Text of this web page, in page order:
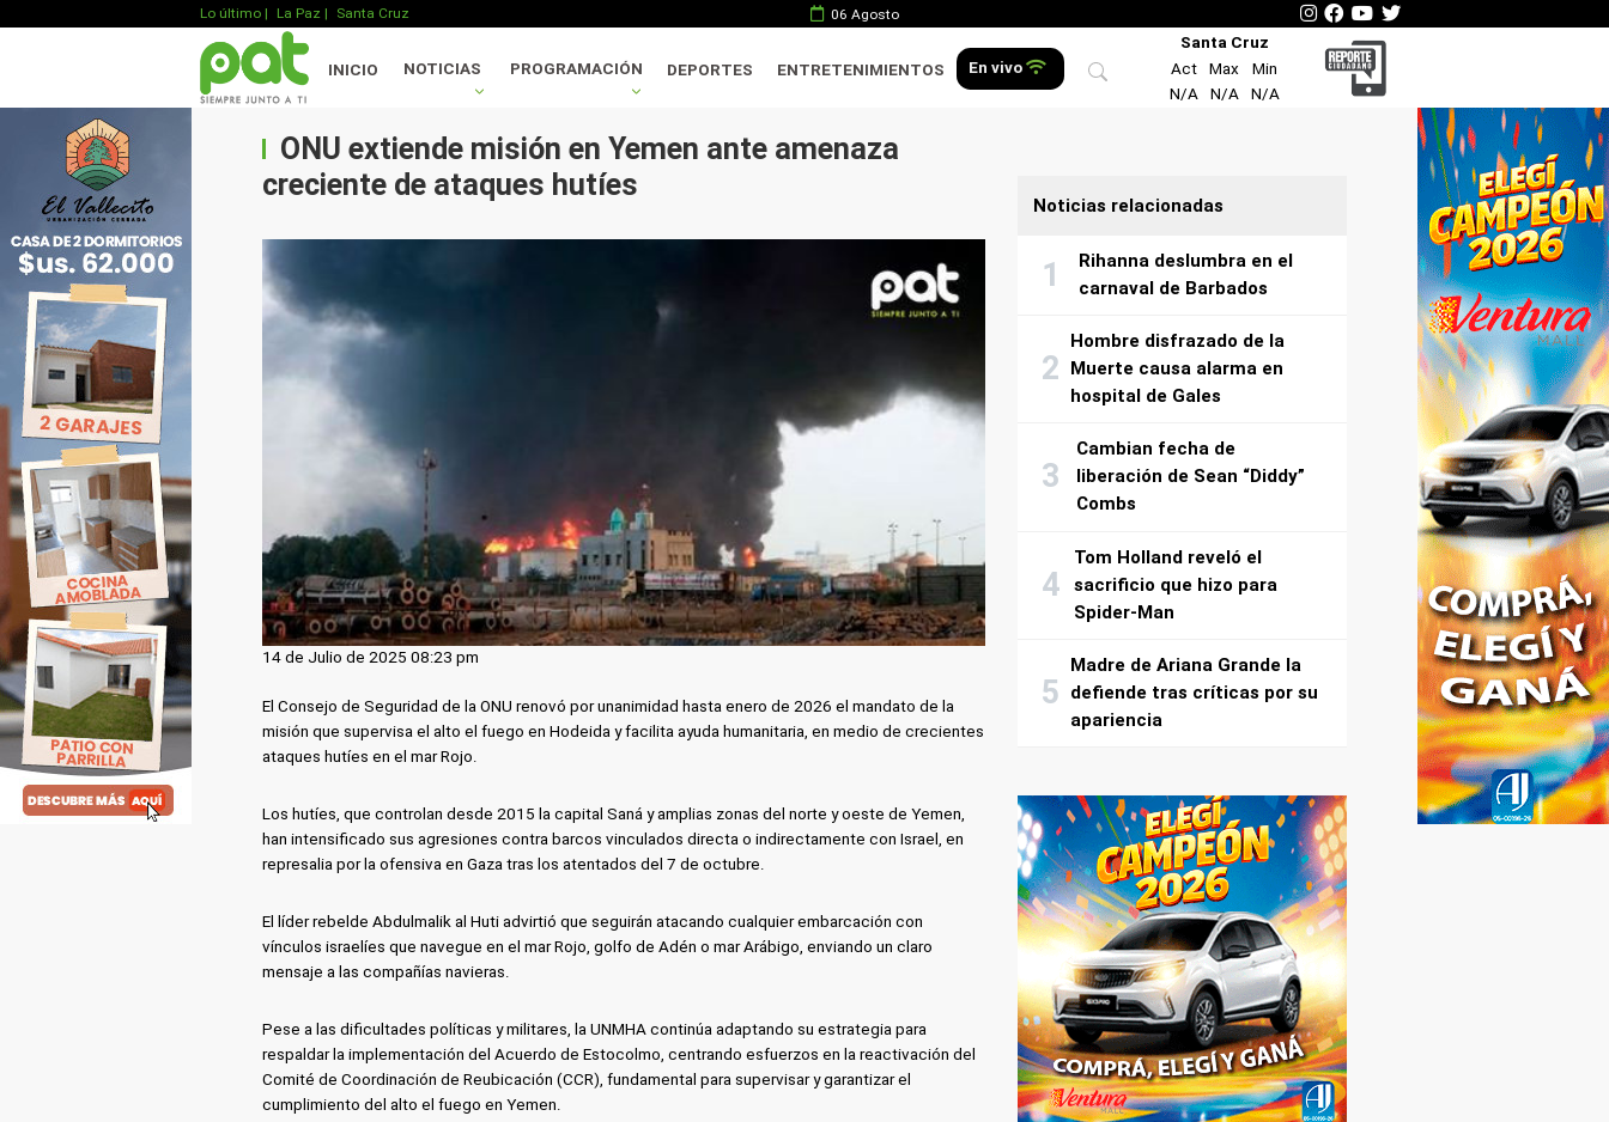
Lo último | La Paz | Santa Cruz 06 Agosto
INICIO NOTICIAS PROGRAMACIÓN DEPORTES ENTRETENIMIENTOS En vivo
Santa Cruz
Act
Max
Min
N/A
N/A N/A
ONU extiende misión en Yemen ante amenaza
creciente de ataques hutíes
14 de Julio de 2025 08:23 pm
El Consejo de Seguridad de la ONU renovó por unanimidad hasta enero de 2026 el mandato de la
misión que supervisa el alto el fuego en Hodeida y facilita ayuda humanitaria, en medio de crecientes
ataques hutíes en el mar Rojo.
Los hutíes, que controlan desde 2015 la capital Saná y amplias zonas del norte y oeste de Yemen,
han intensificado sus agresiones contra barcos vinculados directa o indirectamente con Israel, en
represalia por la ofensiva en Gaza tras los atentados del 7 de octubre.
El líder rebelde Abdulmalik al Huti advirtió que seguirán atacando cualquier embarcación con
vínculos israelíes que navegue en el mar Rojo, golfo de Adén o mar Arábigo, enviando un claro
mensaje a las compañías navieras.
Pese a las dificultades políticas y militares, la UNMHA continúa adaptando su estrategia para
respaldar la implementación del Acuerdo de Estocolmo, centrando esfuerzos en la reactivación del
Comité de Coordinación de Reubicación (CCR), fundamental para supervisar y garantizar el
cumplimiento del alto el fuego en Yemen.
Noticias relacionadas
Rihanna deslumbra en el
carnaval de Barbados
Hombre disfrazado de la
Muerte causa alarma en
hospital de Gales
Cambian fecha de
liberación de Sean “Diddy”
Combs
Tom Holland reveló el
sacrificio que hizo para
Spider-Man
Madre de Ariana Grande la
defiende tras críticas por su
apariencia